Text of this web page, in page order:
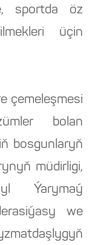
sportda öz
üçin
çemeleşmesi
bolan
bosgunlaryň
müdirligi,
Ýarymaý
we